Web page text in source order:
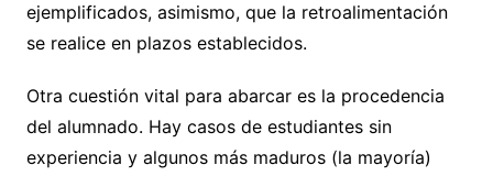
ejemplificados, asimismo, que la retroalimentación
se realice en plazos establecidos.
Otra cuestión vital para abarcar es la procedencia
del alumnado. Hay casos de estudiantes sin
experiencia y algunos más maduros (la mayoría)